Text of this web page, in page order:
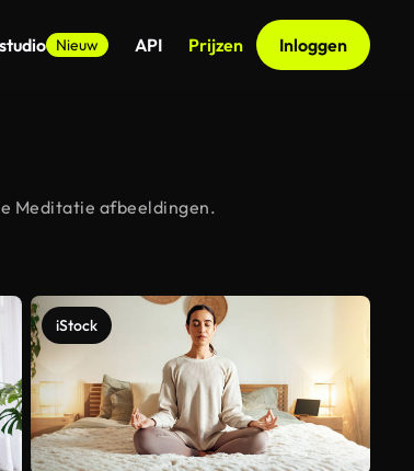
Nieuw API Prijzen Inloggen
Meditatie afbeeldingen.
iStock